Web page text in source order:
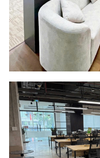
Location
Do Thanh Mekong
Building - HCM
Scope of Work
Design and Build
Location